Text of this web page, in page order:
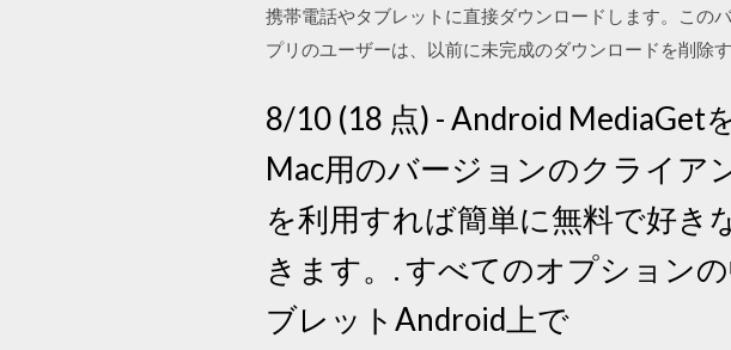
携帯電話やタブレットに直接ダウンロードします。この
プリのユーザーは、以前に未完成のダウンロードを削除
8/10 (18 点) - Android MediaGet
Mac用のバージョンのクライア
を利用すれば簡単に無料で好
きます。. すべてのオプション
ブレットAndroid上で